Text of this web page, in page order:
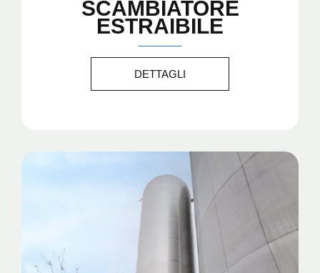
SCAMBIATORE
ESTRAIBILE
DETTAGLI